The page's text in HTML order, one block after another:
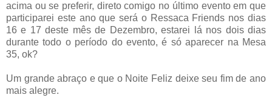
acima ou se preferir, direto comigo no último evento em que
participarei este ano que será o Ressaca Friends nos dias
16 e 17 deste mês de Dezembro, estarei lá nos dois dias
durante todo o período do evento, é só aparecer na Mesa
35, ok?
Um grande abraço e que o Noite Feliz deixe seu fim de ano
mais alegre.